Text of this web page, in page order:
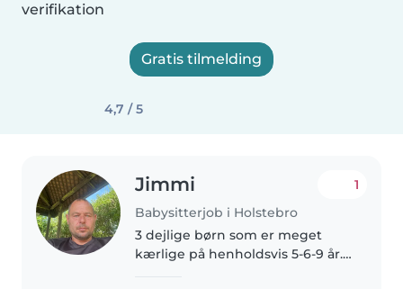
verifikation
Gratis tilmelding
4,7 / 5
Jimmi
Babysitterjob i Holstebro
1
3 dejlige børn som er meget
kærlige på henholdsvis 5-6-9 år.